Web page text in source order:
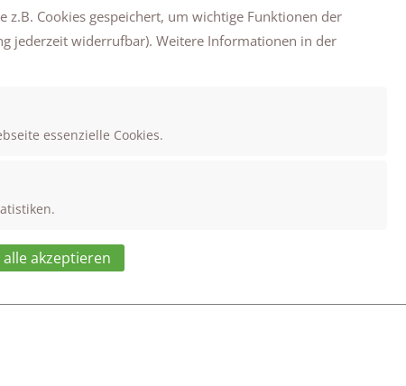
Karl-Schlecht Stiftung zum Thema „Führung und Macht"
zum Wettbewerb eingereicht wurden:
die soziale, faire, wärmende und nachhaltige Jeans.
unter den besten 4 gelandet.
bei der Abschlussveranstaltung in Begleitung von
freuen uns aber sehr über das tolle Feedback und den
z.B. Cookies gespeichert, um wichtige Funktionen der
jederzeit widerrufbar). Weitere Informationen in der
essenzielle Cookies.
alle akzeptieren